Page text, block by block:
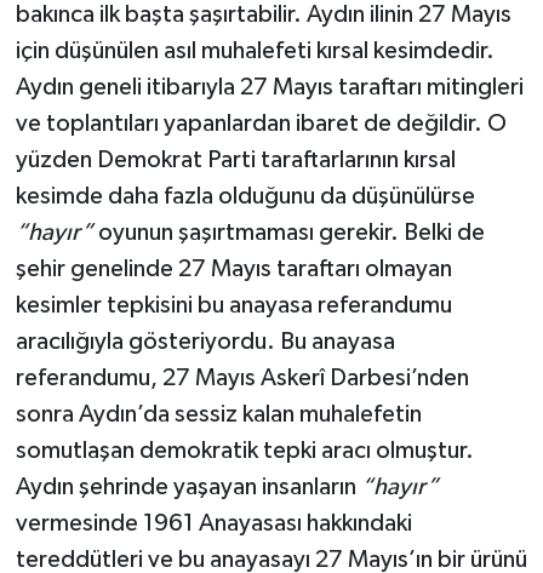
bakınca ilk başta şaşırtabilir. Aydın ilinin 27 Mayıs
için düşünülen asıl muhalefeti kırsal kesimdedir.
Aydın geneli itibarıyla 27 Mayıs taraftarı mitingleri
ve toplantıları yapanlardan ibaret de değildir. O
yüzden Demokrat Parti taraftarlarının kırsal
kesimde daha fazla olduğunu da düşünülürse
“hayır”oyunun şaşırtmaması gerekir. Belki de
şehir genelinde 27 Mayıs taraftarı olmayan
kesimler tepkisini bu anayasa referandumu
aracılığıyla gösteriyordu. Bu anayasa
referandumu, 27 Mayıs Askerî Darbesi’nden
sonra Aydın’da sessiz kalan muhalefetin
somutlaşan demokratik tepki aracı olmuştur.
Aydın şehrinde yaşayan insanların “hayır”
vermesinde 1961 Anayasası hakkındaki
tereddütleri ve bu anayasayı 27 Mayıs’ın bir ürünü